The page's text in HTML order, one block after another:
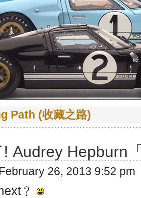
Path (收藏之路)
! Audrey Hepburn
26, 2013 9:52 pm